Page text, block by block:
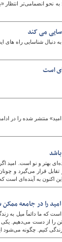
به نحو انضمامی‌تر
می کند
شناسایی راه های
است
منتشر شده را در
بهتر و نو است. امید
تقابل قرار می‌گیرد و
اکنون به آینده‌ای است
را در جامعه
که ما دائماً میل به
را از دست می‌دهیم.
کنیم. چگونه می‌شود